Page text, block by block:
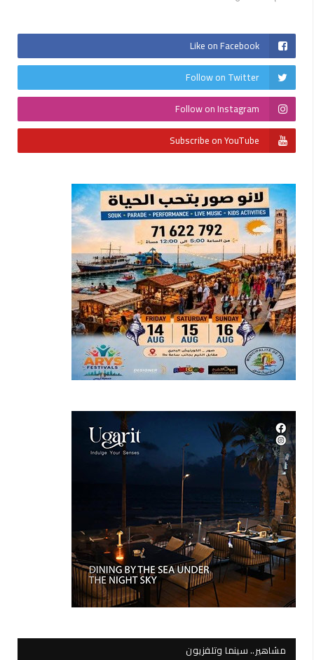
Like on Facebook
Follow on Twitter
Follow on Instagram
Subscribe on YouTube
مشاهير.. سينما وتلفزيون